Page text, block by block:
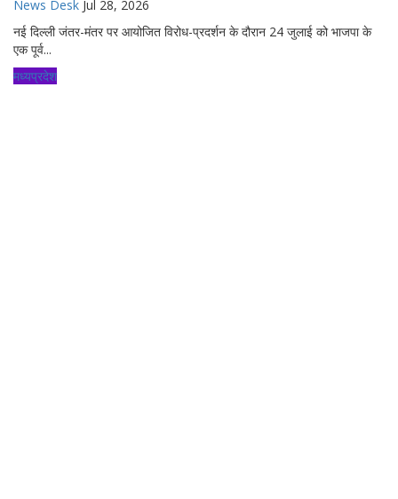
News Desk Jul 28, 2026
नई दिल्ली जंतर-मंतर पर आयोजित विरोध-प्रदर्शन के दौरान 24 जुलाई को भाजपा के
एक पूर्व...
मध्यप्रदेश